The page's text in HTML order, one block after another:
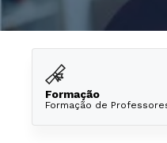
Formação
Formação de